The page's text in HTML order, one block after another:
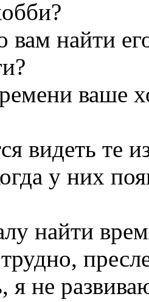
вам найти
ваше
видеть те
у них
найти
я не